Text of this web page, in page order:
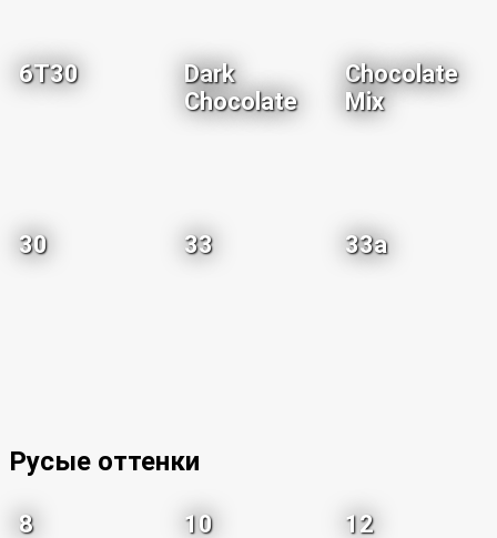
6T30
Dark
Chocolate
Chocolate
Mix
30 33 33a
Русые оттенки
8 10 12